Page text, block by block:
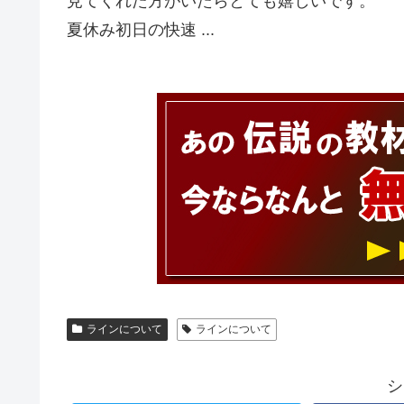
夏休み初日の快速 ...
ラインについて ラインについて